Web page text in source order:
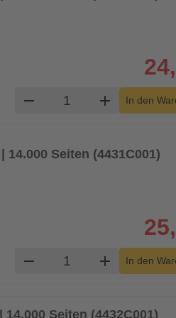
remove Produkt Warenkorb
add In den
Seiten (4431C001)
remove Produkt Warenkorb
add In den
Seiten (4432C001)